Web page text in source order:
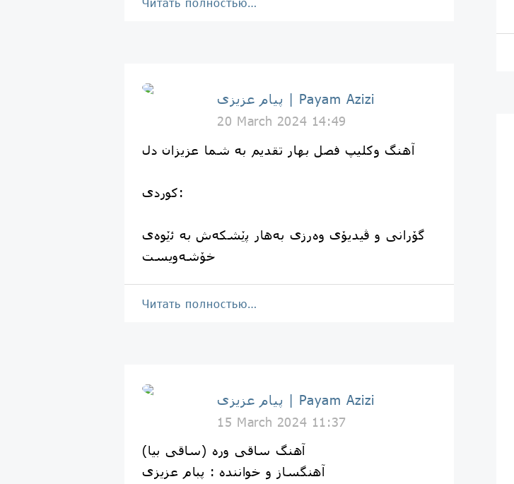
پیام عزیزی | Payam Azizi
20 March 2024 14:49
آهنگ و‌کلیپ فصل بهار تقدیم به شما عزیزان دل
کوردی:
گۆرانی و ڤیدیۆی وەرزی بەهار پێشکەش بە ئێوەی
خۆشەویست
Читать полностью…
پیام عزیزی | Payam Azizi
15 March 2024 11:37
آهنگ ساقی وره (ساقی بیا)
آهنگساز و خواننده : پبام عزیزی